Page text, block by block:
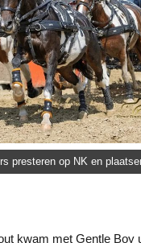
presteren op NK en